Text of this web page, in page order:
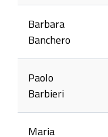
Barbara
Banchero
Paolo
Barbieri
Maria